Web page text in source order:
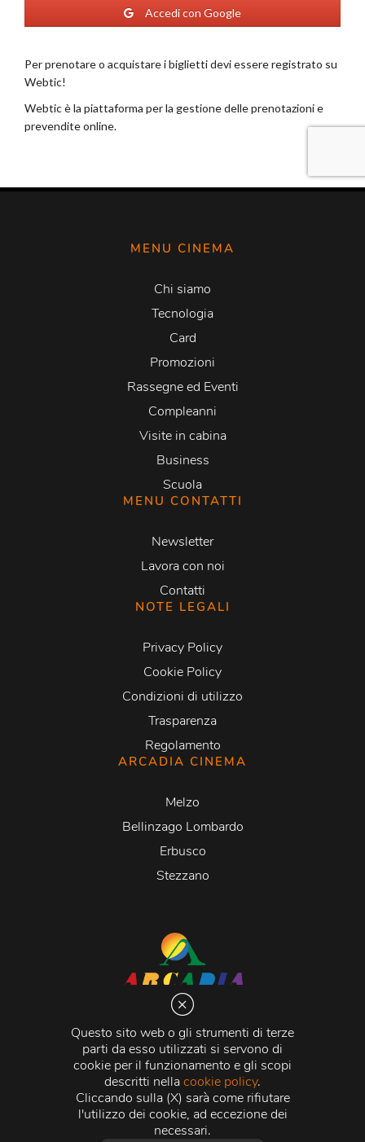
Questo sito web o gli strumenti di terze
parti da esso utilizzati si servono di
cookie per il funzionamento e gli scopi
descritti nellacookie policy.
Cliccando sulla (X) sarà come rifiutare
l'utilizzo dei cookie, ad eccezione dei
necessari.
MENU CINEMA
Chi siamo
Tecnologia
Card
Promozioni
Rassegne ed Eventi
Compleanni
Visite in cabina
Business
Scuola
MENU CONTATTI
Newsletter
Lavora con noi
Contatti
NOTE LEGALI
Privacy Policy
Cookie Policy
Condizioni di utilizzo
Trasparenza
Regolamento
ARCADIA CINEMA
Melzo
Bellinzago Lombardo
Erbusco
Stezzano
Via Martiri della Libertà 20066 Melzo (MI)
C.C.I.A.A. - R.E.A di Milano n. 1427910
Registro delle Imprese di Milano n. 338392 -
Fiscale e Partita Iva11015840157 | Capitale Sociale
500.000,00 i.v.
Credits:Crea Informatica S.r.l. 2026 © Tutti i diritti
riservati.